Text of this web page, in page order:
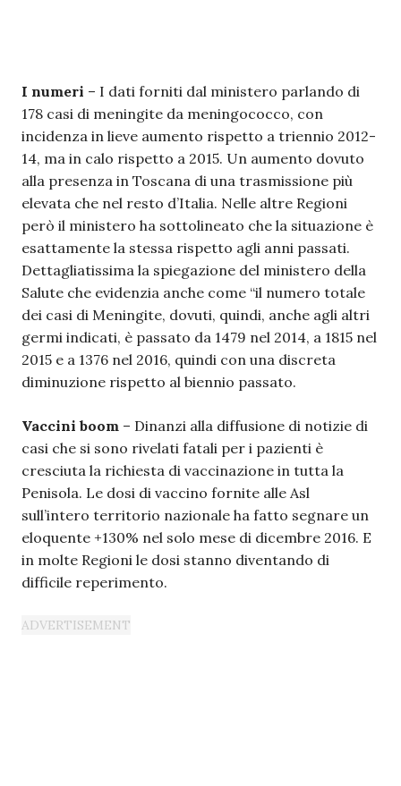
I numeri – I dati forniti dal ministero parlando di
178 casi di meningite da meningococco, con
incidenza in lieve aumento rispetto a triennio 2012-
14, ma in calo rispetto a 2015. Un aumento dovuto
alla presenza in Toscana di una trasmissione più
elevata che nel resto d’Italia. Nelle altre Regioni
però il ministero ha sottolineato che la situazione è
esattamente la stessa rispetto agli anni passati.
Dettagliatissima la spiegazione del ministero della
Salute che evidenzia anche come “il numero totale
dei casi di Meningite, dovuti, quindi, anche agli altri
germi indicati, è passato da 1479 nel 2014, a 1815 nel
2015 e a 1376 nel 2016, quindi con una discreta
diminuzione rispetto al biennio passato.
Vaccini boom – Dinanzi alla diffusione di notizie di
casi che si sono rivelati fatali per i pazienti è
cresciuta la richiesta di vaccinazione in tutta la
Penisola. Le dosi di vaccino fornite alle Asl
sull’intero territorio nazionale ha fatto segnare un
eloquente +130% nel solo mese di dicembre 2016. E
in molte Regioni le dosi stanno diventando di
difficile reperimento.